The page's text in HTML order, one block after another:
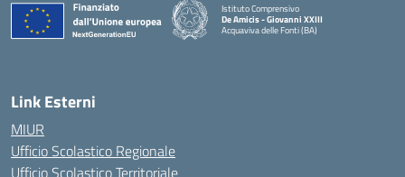
Istituto Comprensivo
De Amicis - Giovanni XXIII
Acquaviva delle Fonti (BA)
— Visita la pagina iniziale della scuola
Link Esterni
MIUR
Ufficio Scolastico Regionale
Ufficio Scolastico Territoriale